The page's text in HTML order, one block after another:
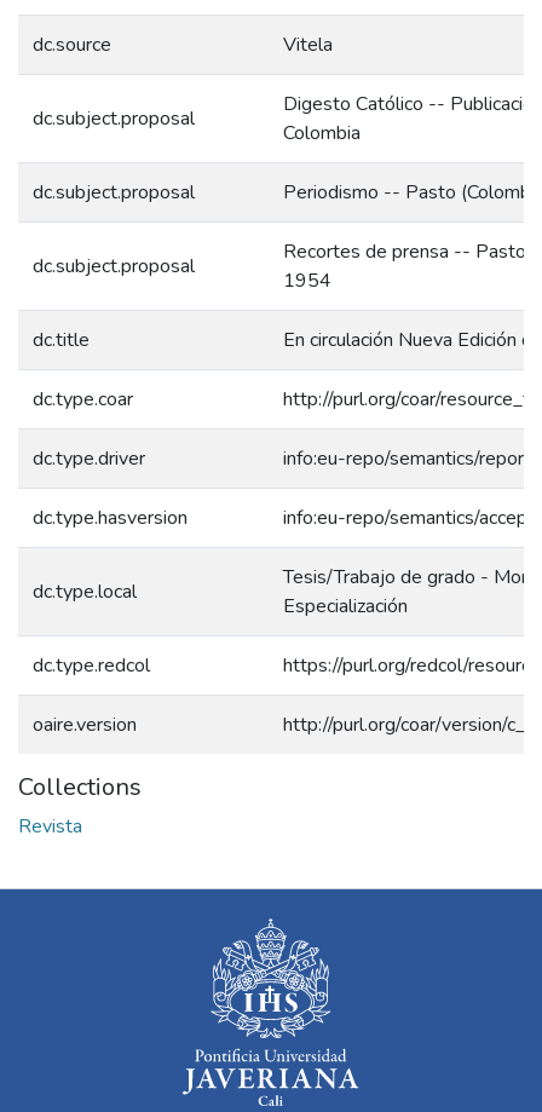
dc.source Vitela
dc.subject.proposal
Digesto Católico --
Colombia
dc.subject.proposal Periodismo -- Pasto
dc.subject.proposal
Recortes de prensa -- Pasto
1954
dc.title En circulación Nueva Edición
dc.type.coar http://purl.org/coar/
dc.type.driver info:eu-repo/semantics/report
dc.type.hasversion info:eu-repo/semantics/
dc.type.local
Tesis/Trabajo de grado -
Especialización
dc.type.redcol https://purl.org/redcol/
oaire.version http://purl.org/coar/version/
Collections
Revista